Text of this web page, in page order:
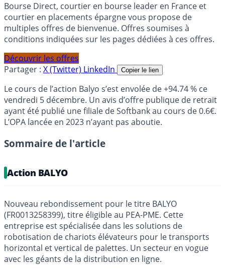
Bourse Direct, courtier en bourse leader en France et
courtier en placements épargne vous propose de
multiples offres de bienvenue. Offres soumises à
conditions indiquées sur les pages dédiées à ces offres.
Découvrir les offres
Partager : X (Twitter) LinkedIn Copier le lien
Le cours de l’action Balyo s’est envolée de +94.74 % ce
vendredi 5 décembre. Un avis d’offre publique de retrait
ayant été publié une filiale de Softbank au cours de 0.6€.
L’OPA lancée en 2023 n’ayant pas aboutie.
Sommaire de l'article
Action BALYO
Nouveau rebondissement pour le titre BALYO
(FR0013258399), titre éligible au PEA-PME. Cette
entreprise est spécialisée dans les solutions de
robotisation de chariots élévateurs pour le transports
horizontal et vertical de palettes. Un secteur en vogue
avec les géants de la distribution en ligne.